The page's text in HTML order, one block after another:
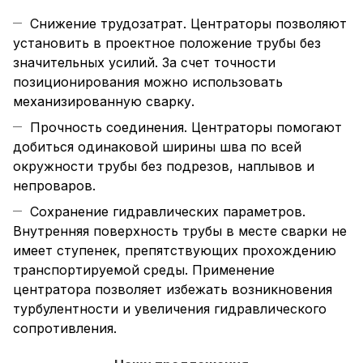
Снижение трудозатрат. Центраторы позволяют
установить в проектное положение трубы без
значительных усилий. За счет точности
позиционирования можно использовать
механизированную сварку.
Прочность соединения. Центраторы помогают
добиться одинаковой ширины шва по всей
окружности трубы без подрезов, наплывов и
непроваров.
Сохранение гидравлических параметров.
Внутренняя поверхность трубы в месте сварки не
имеет ступенек, препятствующих прохождению
транспортируемой среды. Применение
центратора позволяет избежать возникновения
турбулентности и увеличения гидравлического
сопротивления.